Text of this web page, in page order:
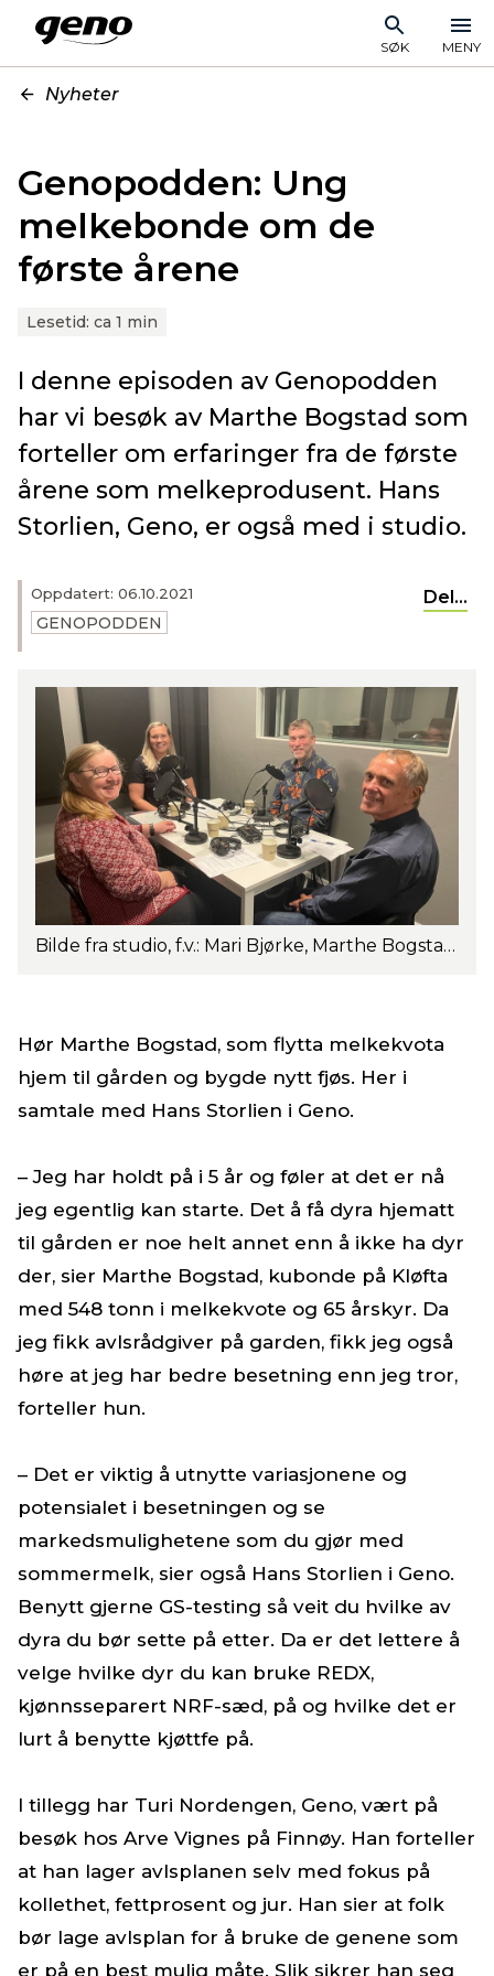
SØK MENY
Nyheter
Genopodden: Ung
melkebonde om de
første årene
Lesetid: ca 1 min
Oppdatert: 06.10.2021
GENOPODDEN
Del...
I denne episoden av Genopodden
har vi besøk av Marthe Bogstad som
forteller om erfaringer fra de første
årene som melkeprodusent. Hans
Storlien, Geno, er også med i studio.
Bilde fra studio, f.v.: Mari Bjørke, Marthe Bogstad, Hans Storlien og Rasmus Lang-Ree. Foto: Geno
Hør Marthe Bogstad, som flytta melkekvota
hjem til gården og bygde nytt fjøs. Her i
samtale med Hans Storlien i Geno.
– Jeg har holdt på i 5 år og føler at det er nå
jeg egentlig kan starte. Det å få dyra hjematt
til gården er noe helt annet enn å ikke ha dyr
der, sier Marthe Bogstad, kubonde på Kløfta
med 548 tonn i melkekvote og 65 årskyr. Da
jeg fikk avlsrådgiver på garden, fikk jeg også
høre at jeg har bedre besetning enn jeg tror,
forteller hun.
– Det er viktig å utnytte variasjonene og
potensialet i besetningen og se
markedsmulighetene som du gjør med
sommermelk, sier også Hans Storlien i Geno.
Benytt gjerne GS-testing så veit du hvilke av
dyra du bør sette på etter. Da er det lettere å
velge hvilke dyr du kan bruke REDX,
kjønnsseparert NRF-sæd, på og hvilke det er
lurt å benytte kjøttfe på.
I tillegg har Turi Nordengen, Geno, vært på
besøk hos Arve Vignes på Finnøy. Han forteller
at han lager avlsplanen selv med fokus på
kollethet, fettprosent og jur. Han sier at folk
bør lage avlsplan for å bruke de genene som
er på en best mulig måte. Slik sikrer han seg